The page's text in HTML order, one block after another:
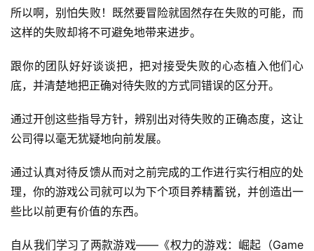
)
所以啊，别怕失败！既然要冒险就固然存在失败的可能，而
这样的失败却将不可避免地带来进步。
跟你的团队好好谈谈把，把对接受失败的心态植入他们心
底，并清楚地把正确对待失败的方式同错误的区分开。
通过开创这些指导方针，辨别出对待失败的正确态度，这让
公司得以毫无犹疑地向前发展。
通过认真对待反馈从而对之前完成的工作进行实行相应的处
理，你的游戏公司就可以为下个项目养精蓄锐，并创造出一
些比以前更有价值的东西。
自从我们学习了两款游戏——《权力的游戏：崛起（Game